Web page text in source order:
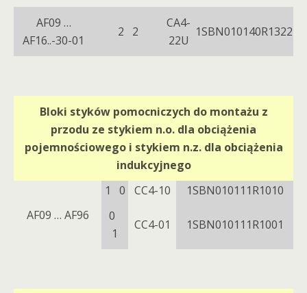
AF09 …
AF16..-30-01
2 2
CA4-
22U
1SBN010140R1322
Bloki styków pomocniczych do montażu z
przodu ze stykiem n.o. dla obciążenia
pojemnościowego i stykiem n.z. dla obciążenia
indukcyjnego
AF09 … AF96
1 0 CC4-10
1SBN010111R1010
0
1
CC4-01 1SBN010111R1001